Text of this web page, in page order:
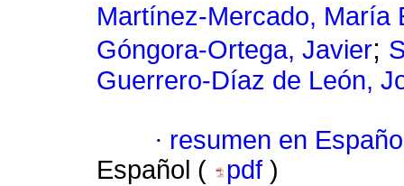
Martínez-Mercado, María
Góngora-Ortega, Javier;
Guerrero-Díaz de León,
· resumen en
Español (
pdf )